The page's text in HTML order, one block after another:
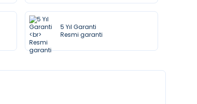
5 Yıl Garanti
Resmi garanti